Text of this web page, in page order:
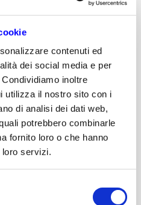
contenuti ed
dei social media e per
inoltre
utilizza il nostro sito con i
di analisi dei dati web,
potrebbero combinarle
fornito loro o che hanno
servizi.
Studio ti permette di
collegati a dati, processi
Sono assistenti
il linguaggio
fonti interne e possono
(creare ticket,
notifiche, avviare flussi in